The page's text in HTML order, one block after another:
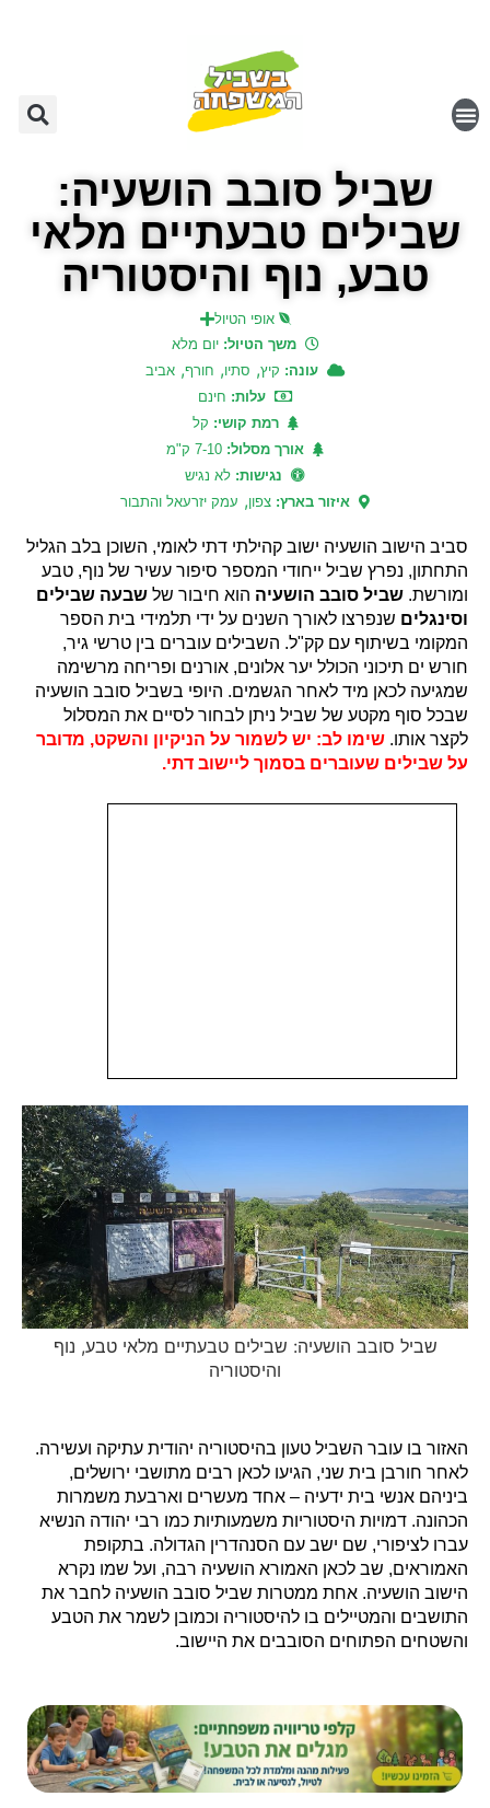
שביל סובב הושעיה:
שבילים טבעתיים מלאי
טבע, נוף והיסטוריה
אופי הטיול
משך הטיול:יום מלא
עונה: קיץ, סתיו, חורף, אביב
עלות: חינם
רמת קושי: קל
אורך מסלול: 7-10 ק"מ
נגישות: לא נגיש
איזור בארץ: צפון, עמק יזרעאל והתבור
סביב הישוב הושעיה ישוב קהילתי דתי לאומי, השוכן בלב הגליל
התחתון, נפרץ שביל ייחודי המספר סיפור עשיר של נוף, טבע
ומורשת. שביל סובב הושעיה הוא חיבור של שבעה שבילים
וסינגלים שנפרצו לאורך השנים על ידי תלמידי בית הספר
המקומי בשיתוף עם קק"ל. השבילים עוברים בין טרשי גיר,
חורש ים תיכוני הכולל יער אלונים, אורנים ופריחה מרשימה
שמגיעה לכאן מיד לאחר הגשמים. היופי בשביל סובב הושעיה
שבכל סוף מקטע של שביל ניתן לבחור לסיים את המסלול
לקצר אותו. שימו לב: יש לשמור על הניקיון והשקט, מדובר
על שבילים שעוברים בסמוך ליישוב דתי.
שביל סובב הושעיה: שבילים טבעתיים מלאי טבע, נוף
והיסטוריה
האזור בו עובר השביל טעון בהיסטוריה יהודית עתיקה ועשירה.
לאחר חורבן בית שני, הגיעו לכאן רבים מתושבי ירושלים,
ביניהם אנשי בית ידעיה – אחד מעשרים וארבעת משמרות
הכהונה. דמויות היסטוריות משמעותיות כמו רבי יהודה הנשיא
עברו לציפורי, שם ישב עם הסנהדרין הגדולה. בתקופת
האמוראים, שב לכאן האמורא הושעיה רבה, ועל שמו נקרא
הישוב הושעיה. אחת ממטרות שביל סובב הושעיה לחבר את
התושבים והמטיילים בו להיסטוריה וכמובן לשמר את הטבע
והשטחים הפתוחים הסובבים את היישוב.